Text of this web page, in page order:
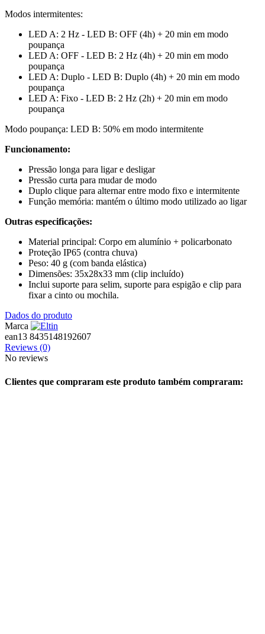
Modos intermitentes:
LED A: 2 Hz - LED B: OFF (4h) + 20 min em modo
poupança
LED A: OFF - LED B: 2 Hz (4h) + 20 min em modo
poupança
LED A: Duplo - LED B: Duplo (4h) + 20 min em modo
poupança
LED A: Fixo - LED B: 2 Hz (2h) + 20 min em modo
poupança
Modo poupança: LED B: 50% em modo intermitente
Funcionamento:
Pressão longa para ligar e desligar
Pressão curta para mudar de modo
Duplo clique para alternar entre modo fixo e intermitente
Função memória: mantém o último modo utilizado ao ligar
Outras especificações:
Material principal: Corpo em alumínio + policarbonato
Proteção IP65 (contra chuva)
Peso: 40 g (com banda elástica)
Dimensões: 35x28x33 mm (clip incluído)
Inclui suporte para selim, suporte para espigão e clip para
fixar a cinto ou mochila.
Dados do produto
Marca
ean13 8435148192607
Reviews (0)
No reviews
Clientes que compraram este produto também compraram: